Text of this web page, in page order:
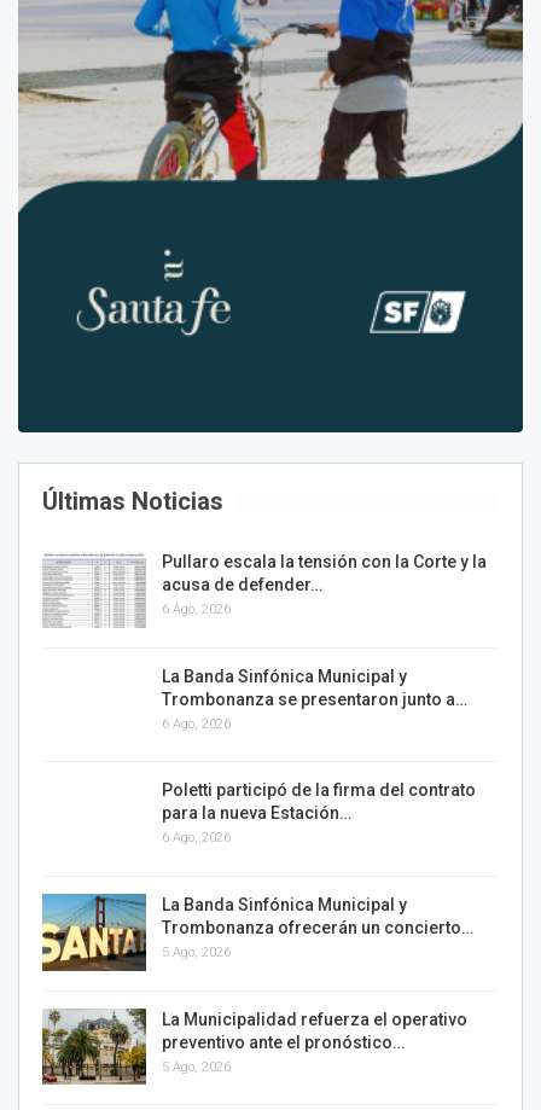
Últimas Noticias
Pullaro escala la tensión con la Corte y la
acusa de defender…
6 Ago, 2026
La Banda Sinfónica Municipal y
Trombonanza se presentaron junto a…
6 Ago, 2026
Poletti participó de la firma del contrato
para la nueva Estación…
6 Ago, 2026
La Banda Sinfónica Municipal y
Trombonanza ofrecerán un concierto…
5 Ago, 2026
La Municipalidad refuerza el operativo
preventivo ante el pronóstico…
5 Ago, 2026